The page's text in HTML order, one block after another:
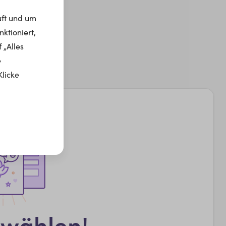
und um